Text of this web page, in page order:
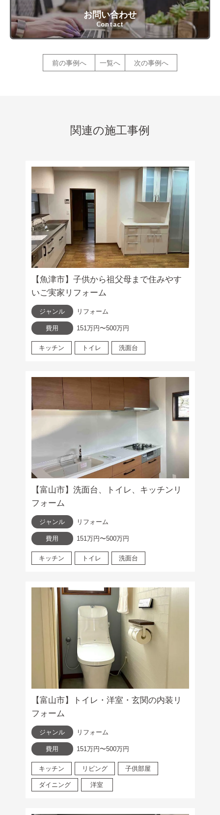
お問い合わせ
Contact
前の事例へ 一覧へ 次の事例へ
関連の施工事例
【魚津市】子供から祖父母まで住みやす
いご実家リフォーム
ジャンル リフォーム
費用 151万円〜500万円
キッチン トイレ 洗面台
【富山市】洗面台、トイレ、キッチンリ
フォーム
ジャンル リフォーム
費用 151万円〜500万円
キッチン トイレ 洗面台
【富山市】トイレ・洋室・玄関の内装リ
フォーム
ジャンル リフォーム
費用 151万円〜500万円
キッチン リビング 子供部屋
ダイニング 洋室